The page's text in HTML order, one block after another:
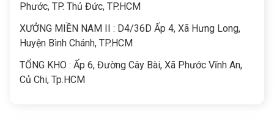
Phước, TP. Thủ Đức, TP.HCM
XƯỞNG MIỀN NAM II : D4/36D Ấp 4, Xã Hưng Long,
Huyện Bình Chánh, TP.HCM
TỔNG KHO : Ấp 6, Đường Cây Bài, Xã Phước Vĩnh An,
Củ Chi, Tp.HCM